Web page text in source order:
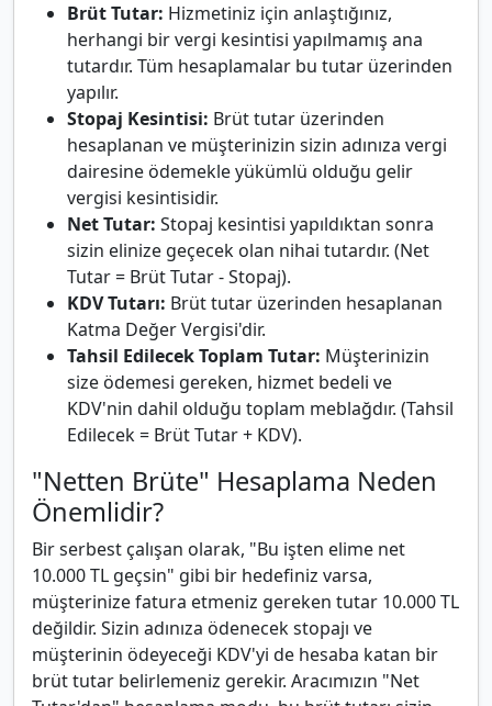
Brüt Tutar: Hizmetiniz için anlaştığınız,
herhangi bir vergi kesintisi yapılmamış ana
tutardır. Tüm hesaplamalar bu tutar üzerinden
yapılır.
Stopaj Kesintisi: Brüt tutar üzerinden
hesaplanan ve müşterinizin sizin adınıza vergi
dairesine ödemekle yükümlü olduğu gelir
vergisi kesintisidir.
Net Tutar: Stopaj kesintisi yapıldıktan sonra
sizin elinize geçecek olan nihai tutardır. (Net
Tutar = Brüt Tutar - Stopaj).
KDV Tutarı: Brüt tutar üzerinden hesaplanan
Katma Değer Vergisi'dir.
Tahsil Edilecek Toplam Tutar: Müşterinizin
size ödemesi gereken, hizmet bedeli ve
KDV'nin dahil olduğu toplam meblağdır. (Tahsil
Edilecek = Brüt Tutar + KDV).
"Netten Brüte" Hesaplama Neden
Önemlidir?
Bir serbest çalışan olarak, "Bu işten elime net
10.000 TL geçsin" gibi bir hedefiniz varsa,
müşterinize fatura etmeniz gereken tutar 10.000 TL
değildir. Sizin adınıza ödenecek stopajı ve
müşterinin ödeyeceği KDV'yi de hesaba katan bir
brüt tutar belirlemeniz gerekir. Aracımızın "Net